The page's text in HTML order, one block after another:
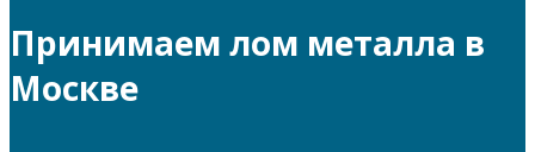
Принимаем лом металла в
Москве